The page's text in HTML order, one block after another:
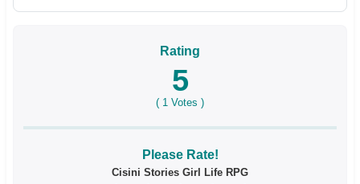
Rating
5
( 1 Votes )
Please Rate!
Cisini Stories Girl Life RPG